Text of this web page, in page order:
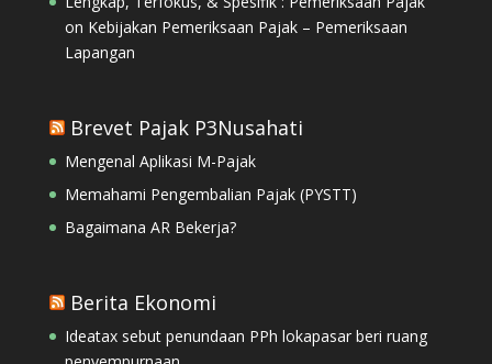
on Kebijakan Pemeriksaan Pajak – Pemeriksaan
Lapangan
Brevet Pajak P3Nusahati
Mengenal Aplikasi M-Pajak
Memahami Pengembalian Pajak (PYSTT)
Bagaimana AR Bekerja?
Berita Ekonomi
Ideatax sebut penundaan PPh lokapasar beri ruang